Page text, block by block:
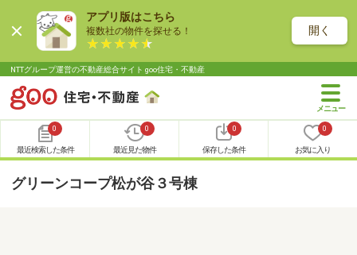
アプリ版はこちら
複数社の物件を探せる！ 開く
NTTグループ運営の不動産総合サイト goo住宅・不動産
0
最近検索した条件
0
最近見た物件
0
保存した条件
0
お気に入り
グリーンコープ松が谷３号棟